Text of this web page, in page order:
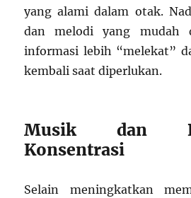
yang alami dalam otak.
dan melodi yang mudah
informasi lebih “melekat”
kembali saat diperlukan.
Musik dan
Konsentrasi
Selain meningkatkan